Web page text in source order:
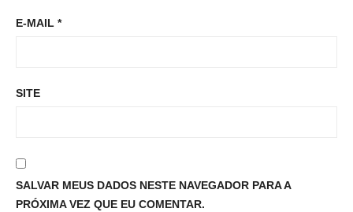
E-MAIL *
SITE
SALVAR MEUS DADOS NESTE NAVEGADOR PARA A
PRÓXIMA VEZ QUE EU COMENTAR.